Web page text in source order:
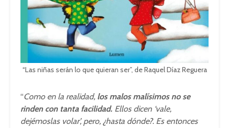
“Las niñas serán lo que quieran ser”, de Raquel Díaz Reguera
“Como en la realidad, los malos malísimos no se
rinden con tanta facilidad. Ellos dicen ‘vale,
dejémoslas volar’, pero, ¿hasta dónde?. Es entonces